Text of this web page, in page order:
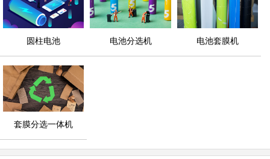
圆柱电池 电池分选机 电池套膜机
套膜分选一体机